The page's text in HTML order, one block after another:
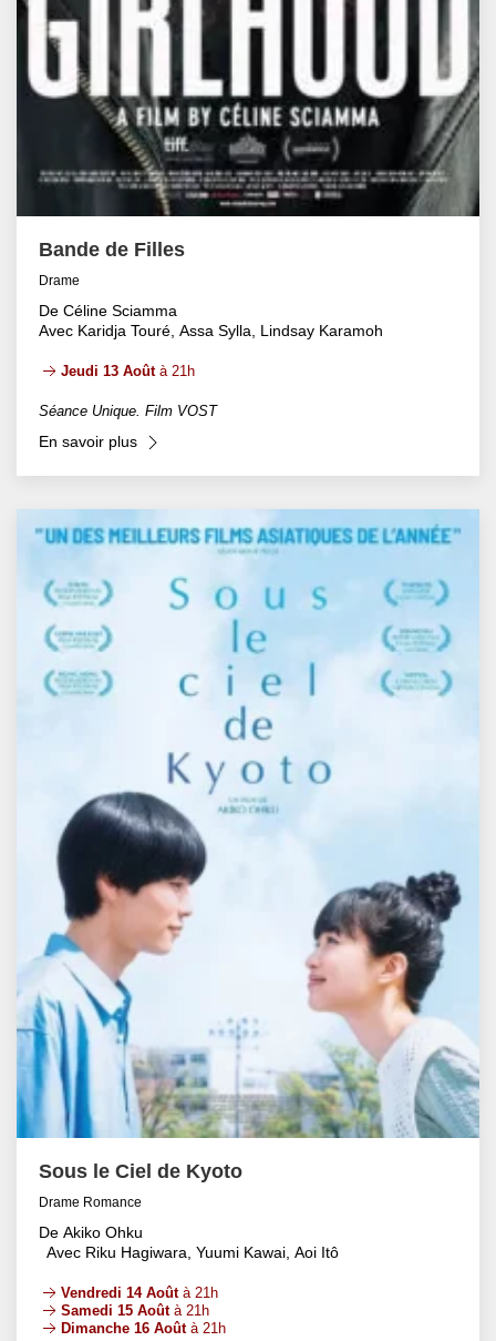
Bande de Filles
Drame
De Céline Sciamma
Avec Karidja Touré, Assa Sylla, Lindsay Karamoh
Jeudi 13 Aoûtà 21h
Séance Unique. Film VOST
En savoir plus
Sous le Ciel de Kyoto
Drame Romance
De Akiko Ohku
Avec Riku Hagiwara, Yuumi Kawai, Aoi Itô
Vendredi 14 Aoûtà 21h
Samedi 15 Aoûtà 21h
Dimanche 16 Aoûtà 21h